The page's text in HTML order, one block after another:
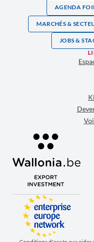
AGENDA
MARCHÉS &
JOBS &